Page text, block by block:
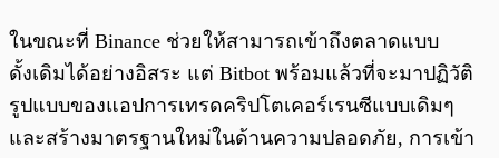
ในขณะที่ Binance ช่วยให้สามารถเข้าถึงตลาดแบบ
ดั้งเดิมได้อย่างอิสระ แต่ Bitbot พร้อมแล้วที่จะมาปฏิวัติ
รูปแบบของแอปการเทรดคริปโตเคอร์เรนซีแบบเดิมๆ
และสร้างมาตรฐานใหม่ในด้านความปลอดภัย, การเข้า